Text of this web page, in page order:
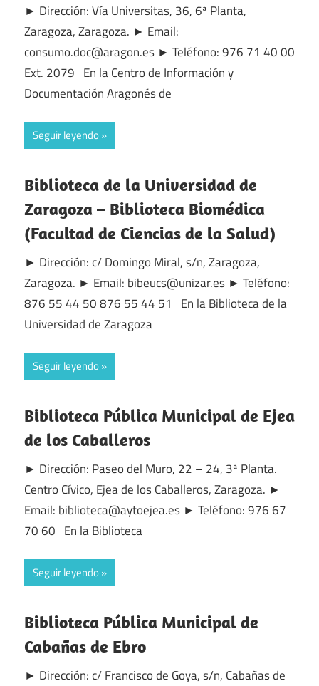
► Dirección: Vía Universitas, 36, 6ª Planta,
Zaragoza, Zaragoza. ► Email:
consumo.doc@aragon.es ► Teléfono: 976 71 40 00
Ext. 2079 En la Centro de Información y
Documentación Aragonés de
Seguir leyendo
Biblioteca de la Universidad de
Zaragoza – Biblioteca Biomédica
(Facultad de Ciencias de la Salud)
► Dirección: c/ Domingo Miral, s/n, Zaragoza,
Zaragoza. ► Email: bibeucs@unizar.es ► Teléfono:
876 55 44 50 876 55 44 51 En la Biblioteca de la
Universidad de Zaragoza
Seguir leyendo
Biblioteca Pública Municipal de Ejea
de los Caballeros
► Dirección: Paseo del Muro, 22 – 24, 3ª Planta.
Centro Cívico, Ejea de los Caballeros, Zaragoza. ►
Email: biblioteca@aytoejea.es ► Teléfono: 976 67
70 60 En la Biblioteca
Seguir leyendo
Biblioteca Pública Municipal de
Cabañas de Ebro
► Dirección: c/ Francisco de Goya, s/n, Cabañas de